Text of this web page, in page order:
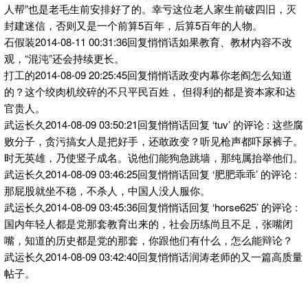
人帮”也是老毛生前安排好了的。幸亏这位老人家生前破四旧，灭
封建迷信，否则又是一个前算5百年，后算5百年的人物。
石假装2014-08-11 00:31:36回复悄悄话如果教育、教材内容不改
观，“混沌”还会持续更长。
打工的2014-08-09 20:25:45回复悄悄话政变内幕你老阎怎么知道
的？这个绞肉机绞碎的不只平民百姓， 但得利的都是资本家和达
官贵人。
武运长久2014-08-09 03:50:21回复悄悄话回复 ‘tuv’ 的评论 : 这些腐
败分子，贪污搞女人是把好手，还敢政变？听见枪声都吓尿裤子。
时无英雄，乃使竖子成名。说他们能狗急跳墙，那纯属抬举他们。
武运长久2014-08-09 03:46:25回复悄悄话回复 ‘肥肥乖乖’ 的评论 :
那屁股就坐不稳，不杀人，中国人没人服你。
武运长久2014-08-09 03:45:36回复悄悄话回复 ‘horse625’ 的评论 :
国内年轻人都是党那套教育出来的，社会历练尚且不足，张嘴闭
嘴，知道的历史都是党的那套，你跟他们有什么，怎么能辩论？
武运长久2014-08-09 03:42:40回复悄悄话润涛老师的又一篇高质量
帖子。